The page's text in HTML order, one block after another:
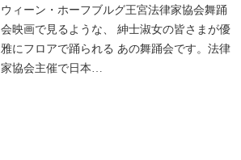
ウィーン・ホーフブルグ王宮法律家協会舞踊
会映画で見るような、 紳士淑女の皆さまが優
雅にフロアで踊られる あの舞踊会です。法律
家協会主催で日本…